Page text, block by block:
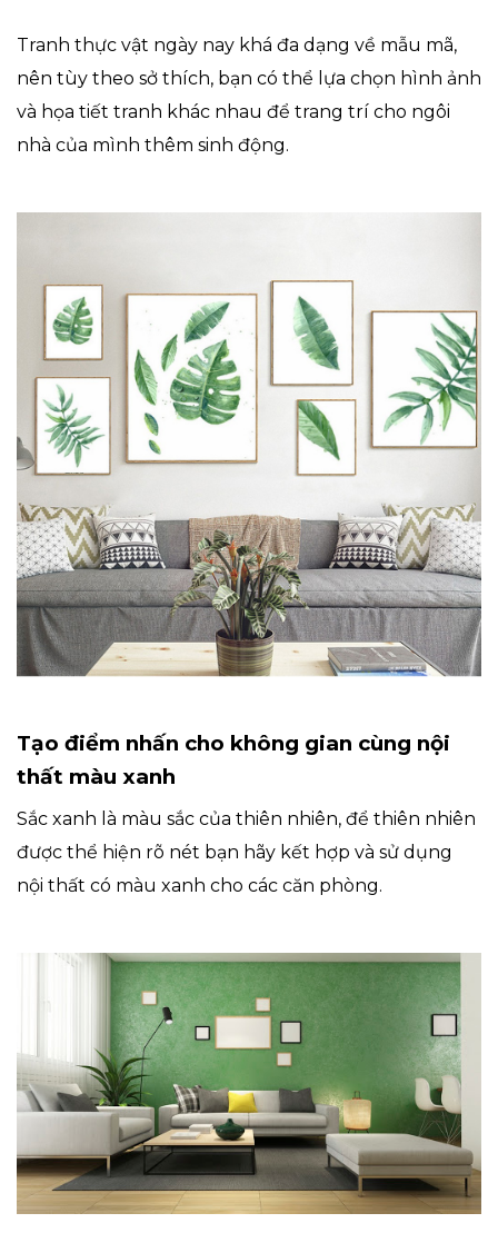
Tranh thực vật ngày nay khá đa dạng về mẫu mã,
nên tùy theo sở thích, bạn có thể lựa chọn hình ảnh
và họa tiết tranh khác nhau để trang trí cho ngôi
nhà của mình thêm sinh động.
Tạo điểm nhấn cho không gian cùng nội
thất màu xanh
Sắc xanh là màu sắc của thiên nhiên, để thiên nhiên
được thể hiện rõ nét bạn hãy kết hợp và sử dụng
nội thất có màu xanh cho các căn phòng.